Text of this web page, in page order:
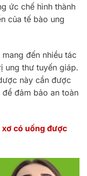
ức chế hình thành
của tế bào ung
đến nhiều tác
ung thư tuyến giáp.
này cần được
đảm bảo an toàn
xơ có uống được